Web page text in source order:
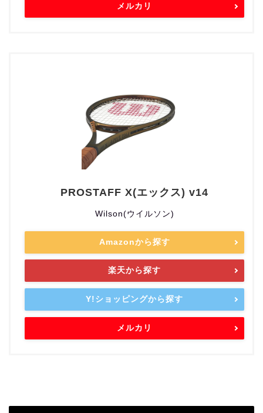
メルカリ
PROSTAFF X(エックス) v14
Wilson(ウイルソン)
Amazonから探す
楽天から探す
Y!ショッピングから探す
メルカリ